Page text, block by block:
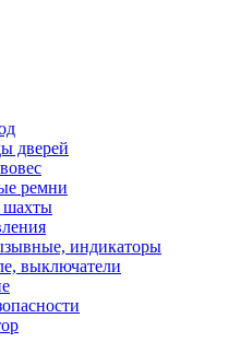
дверей
ремни
шахты
индикаторы
выключатели